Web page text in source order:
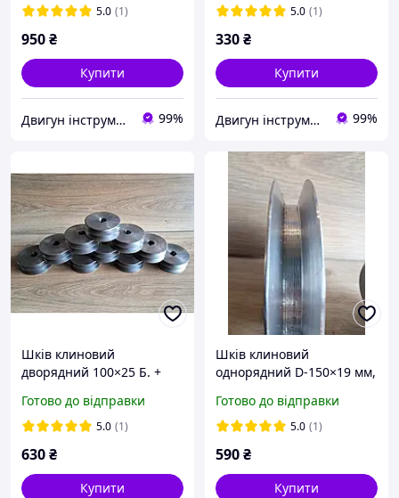
5.0 (1)
950₴
Купити
Двигун інструмент 99%
5.0 (1)
330₴
Купити
Двигун інструмент 99%
Шків клиновий
дворядний 100×25 Б. +
Готово до відправки
5.0 (1)
630₴
Купити
Шків клиновий
однорядний D-150×19 мм,
електродвигуна,
верстатів і обладнання
Готово до відправки
5.0 (1)
590₴
Купити